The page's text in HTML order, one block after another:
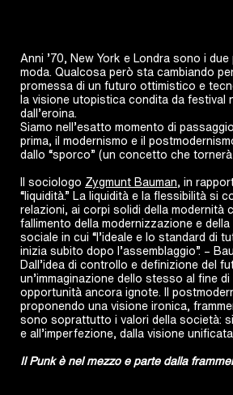
Anni ’70, New York e Londra sono i
moda. Qualcosa però sta cambiando
promessa di un futuro ottimistico e
la visione utopistica condita da festival
dall’eroina.
Siamo nell’esatto momento di
prima, il modernismo e il
dallo “sporco” (un concetto che
Il sociologo Zygmunt Bauman , in
“liquidità.” La liquidità e la flessibilità si
relazioni, ai corpi solidi della modernità
fallimento della modernizzazione e
sociale in cui “l’ideale e lo standard di
inizia subito dopo l’assemblaggio”. –
Dall’idea di controllo e definizione del
un’immaginazione dello stesso al fine
opportunità ancora ignote. Il
proponendo una visione ironica,
sono soprattutto i valori della società:
e all’imperfezione, dalla visione
Il Punk è nel mezzo e parte dalla